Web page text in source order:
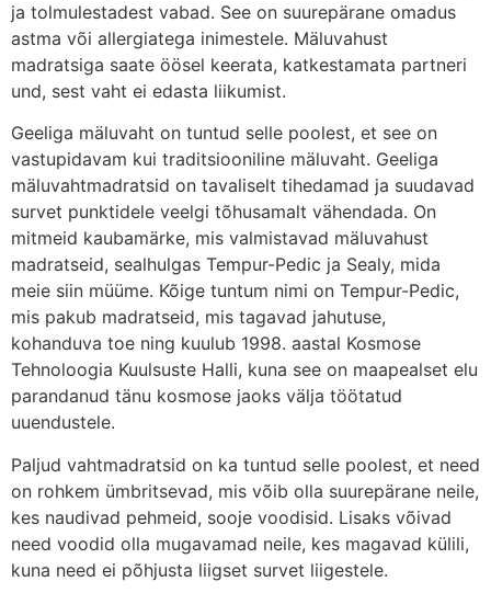
ja tolmulestadest vabad. See on suurepärane omadus
astma või allergiatega inimestele. Mäluvahust
madratsiga saate öösel keerata, katkestamata partneri
und, sest vaht ei edasta liikumist.
Geeliga mäluvaht on tuntud selle poolest, et see on
vastupidavam kui traditsiooniline mäluvaht. Geeliga
mäluvahtmadratsid on tavaliselt tihedamad ja suudavad
survet punktidele veelgi tõhusamalt vähendada. On
mitmeid kaubamärke, mis valmistavad mäluvahust
madratseid, sealhulgas Tempur-Pedic ja Sealy, mida
meie siin müüme. Kõige tuntum nimi on Tempur-Pedic,
mis pakub madratseid, mis tagavad jahutuse,
kohanduva toe ning kuulub 1998. aastal Kosmose
Tehnoloogia Kuulsuste Halli, kuna see on maapealset elu
parandanud tänu kosmose jaoks välja töötatud
uuendustele.
Paljud vahtmadratsid on ka tuntud selle poolest, et need
on rohkem ümbritsevad, mis võib olla suurepärane neile,
kes naudivad pehmeid, sooje voodisid. Lisaks võivad
need voodid olla mugavamad neile, kes magavad külili,
kuna need ei põhjusta liigset survet liigestele.